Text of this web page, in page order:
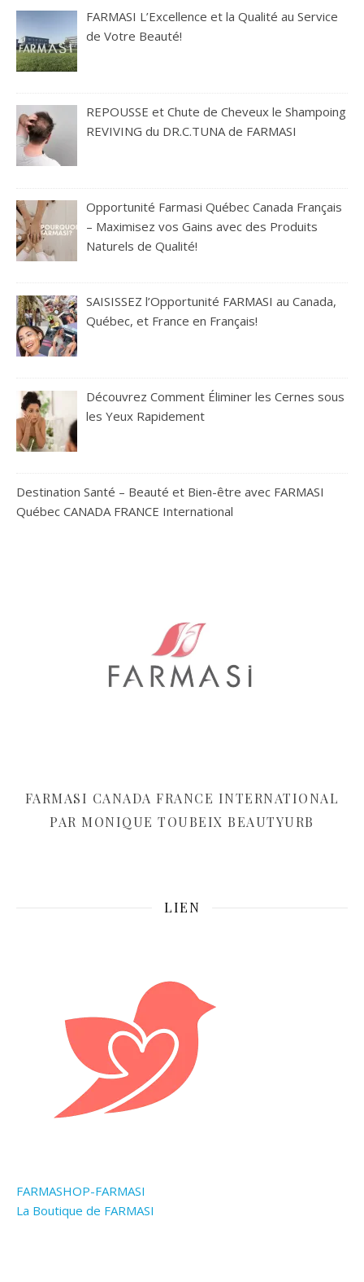
FARMASI L’Excellence et la Qualité au Service
de Votre Beauté!
REPOUSSE et Chute de Cheveux le Shampoing
REVIVING du DR.C.TUNA de FARMASI
Opportunité Farmasi Québec Canada Français
– Maximisez vos Gains avec des Produits
Naturels de Qualité!
SAISISSEZ l’Opportunité FARMASI au Canada,
Québec, et France en Français!
Découvrez Comment Éliminer les Cernes sous
les Yeux Rapidement
Destination Santé – Beauté et Bien-être avec FARMASI
Québec CANADA FRANCE International
FARMASI CANADA FRANCE INTERNATIONAL
PAR MONIQUE TOUBEIX BEAUTYURB
LIEN
FARMASHOP-FARMASI
La Boutique de FARMASI